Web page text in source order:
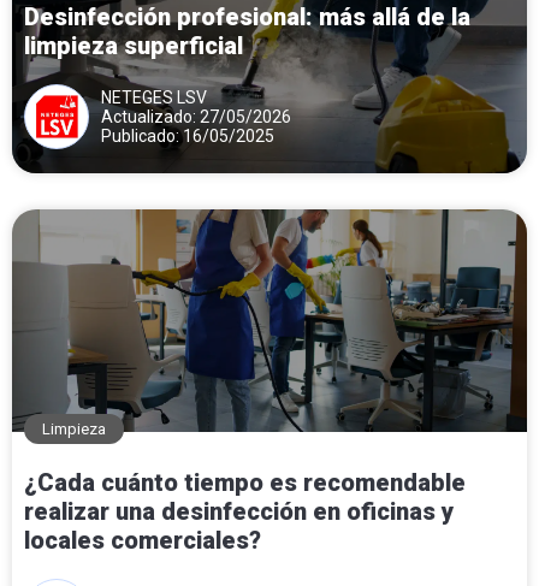
Desinfección profesional: más allá de la
limpieza superficial
NETEGES LSV
Actualizado: 27/05/2026
Publicado: 16/05/2025
Limpieza
¿Cada cuánto tiempo es recomendable
realizar una desinfección en oficinas y
locales comerciales?